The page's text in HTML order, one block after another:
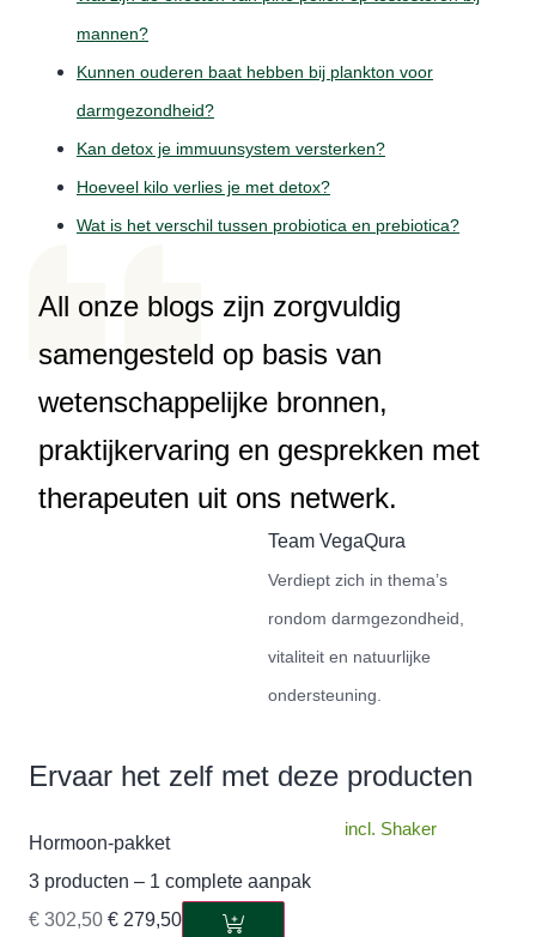
mannen?
Kunnen ouderen baat hebben bij plankton voor
darmgezondheid?
Kan detox je immuunsystem versterken?
Hoeveel kilo verlies je met detox?
Wat is het verschil tussen probiotica en prebiotica?
All onze blogs zijn zorgvuldig
samengesteld op basis van
wetenschappelijke bronnen,
praktijkervaring en gesprekken met
therapeuten uit ons netwerk.
Team VegaQura
Verdiept zich in thema’s
rondom darmgezondheid,
vitaliteit en natuurlijke
ondersteuning.
Ervaar het zelf met deze producten
incl. Shaker
Hormoon-pakket
3 producten – 1 complete aanpak
€ 302,50 € 279,50